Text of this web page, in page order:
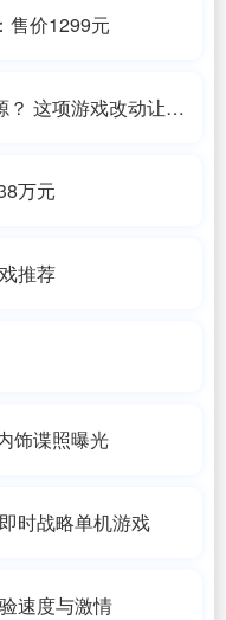
售价1299元
？ 这项游戏改动让人
万元
推荐
饰谍照曝光
时战略单机游戏
速度与激情